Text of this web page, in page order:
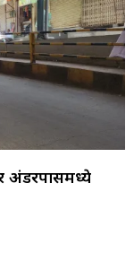
अंडरपासमध्ये